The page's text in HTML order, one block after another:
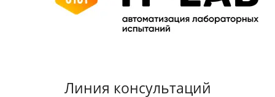
Линия консультаций